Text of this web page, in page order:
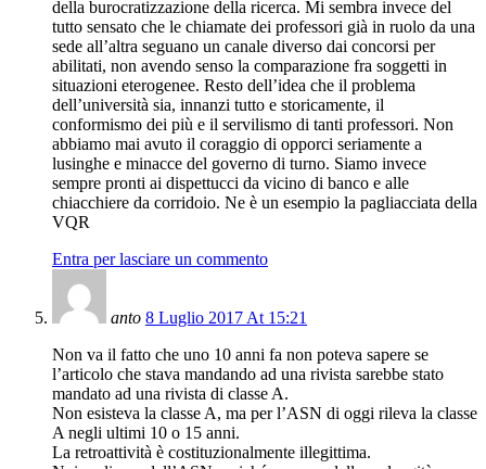
della burocratizzazione della ricerca. Mi sembra invece del
tutto sensato che le chiamate dei professori già in ruolo da una
sede all’altra seguano un canale diverso dai concorsi per
abilitati, non avendo senso la comparazione fra soggetti in
situazioni eterogenee. Resto dell’idea che il problema
dell’università sia, innanzi tutto e storicamente, il
conformismo dei più e il servilismo di tanti professori. Non
abbiamo mai avuto il coraggio di opporci seriamente a
lusinghe e minacce del governo di turno. Siamo invece
sempre pronti ai dispettucci da vicino di banco e alle
chiacchiere da corridoio. Ne è un esempio la pagliacciata della
VQR
Entra per lasciare un commento
anto 8 Luglio 2017 At 15:21
Non va il fatto che uno 10 anni fa non poteva sapere se
l’articolo che stava mandando ad una rivista sarebbe stato
mandato ad una rivista di classe A.
Non esisteva la classe A, ma per l’ASN di oggi rileva la classe
A negli ultimi 10 o 15 anni.
La retroattività è costituzionalmente illegittima.